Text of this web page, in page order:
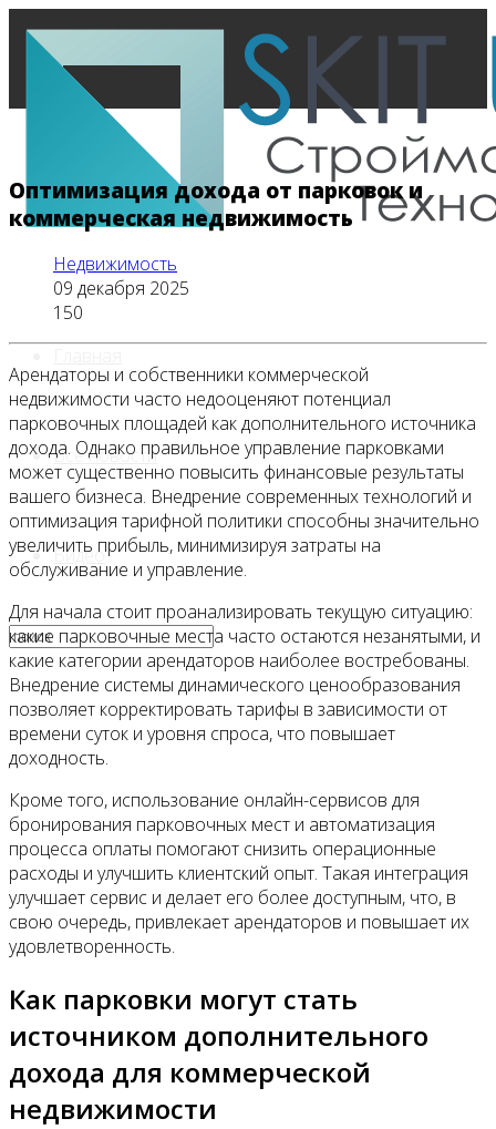
Все новости
Видео
Оптимизация дохода от парковок и
коммерческая недвижимость
Недвижимость
09 декабря 2025
150
Арендаторы и собственники коммерческой
недвижимости часто недооценяют потенциал
парковочных площадей как дополнительного источника
дохода. Однако правильное управление парковками
может существенно повысить финансовые результаты
вашего бизнеса. Внедрение современных технологий и
оптимизация тарифной политики способны значительно
увеличить прибыль, минимизируя затраты на
обслуживание и управление.
Для начала стоит проанализировать текущую ситуацию:
какие парковочные места часто остаются незанятыми, и
какие категории арендаторов наиболее востребованы.
Внедрение системы динамического ценообразования
позволяет корректировать тарифы в зависимости от
времени суток и уровня спроса, что повышает
доходность.
Кроме того, использование онлайн-сервисов для
бронирования парковочных мест и автоматизация
процесса оплаты помогают снизить операционные
расходы и улучшить клиентский опыт. Такая интеграция
улучшает сервис и делает его более доступным, что, в
свою очередь, привлекает арендаторов и повышает их
удовлетворенность.
Как парковки могут стать
источником дополнительного
дохода для коммерческой
недвижимости